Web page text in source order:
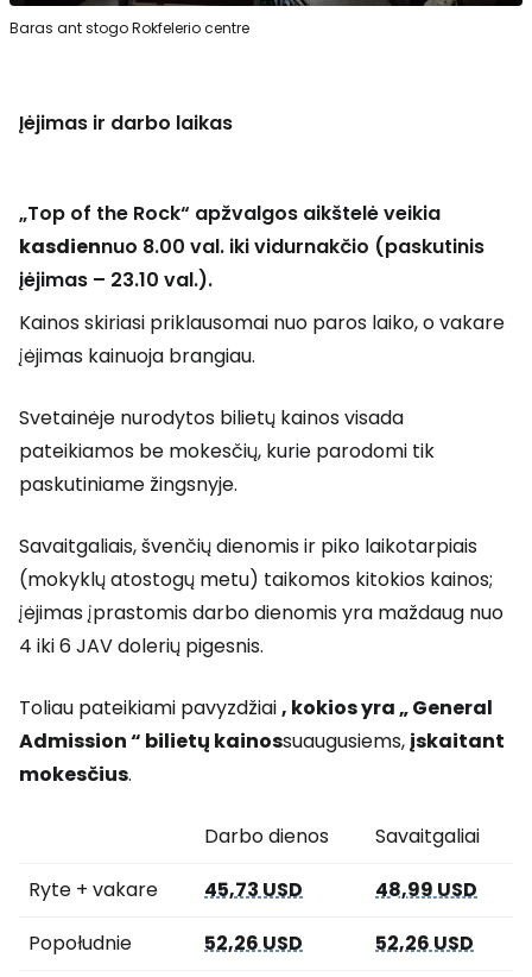
Baras ant stogo Rokfelerio centre
Įėjimas ir darbo laikas
„Top of the Rock“ apžvalgos aikštelė veikia
kasdiennuo 8.00 val. iki vidurnakčio (paskutinis
įėjimas – 23.10 val.).
Kainos skiriasi priklausomai nuo paros laiko, o vakare
įėjimas kainuoja brangiau.
Svetainėje nurodytos bilietų kainos visada
pateikiamos be mokesčių, kurie parodomi tik
paskutiniame žingsnyje.
Savaitgaliais, švenčių dienomis ir piko laikotarpiais
(mokyklų atostogų metu) taikomos kitokios kainos;
įėjimas įprastomis darbo dienomis yra maždaug nuo
4 iki 6 JAV dolerių pigesnis.
Toliau pateikiami pavyzdžiai, kokios yra „General
Admission“ bilietų kainossuaugusiems,įskaitant
mokesčius.
Darbo dienos
Savaitgaliai
Ryte + vakare
45,73 USD
48,99 USD
Popołudnie
52,26 USD
52,26 USD